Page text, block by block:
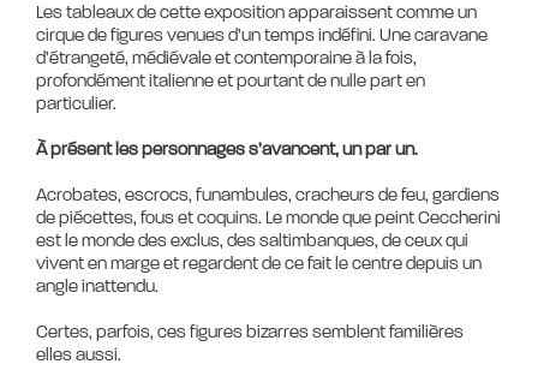
Les tableaux de cette exposition apparaissent comme un
cirque de figures venues d’un temps indéfini. Une caravane
d’étrangeté, médiévale et contemporaine à la fois,
profondément italienne et pourtant de nulle part en
particulier.
À présent les personnages s’avancent, un par un.
Acrobates, escrocs, funambules, cracheurs de feu, gardiens
de piécettes, fous et coquins. Le monde que peint Ceccherini
est le monde des exclus, des saltimbanques, de ceux qui
vivent en marge et regardent de ce fait le centre depuis un
angle inattendu.
Certes, parfois, ces figures bizarres semblent familières
elles aussi.